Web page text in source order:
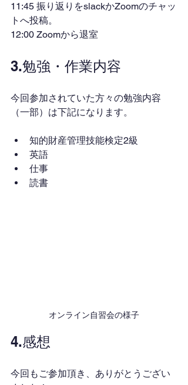
11:45 振り返りをslackかZoomのチャッ
トへ投稿。
12:00 Zoomから退室
3.勉強・作業内容
今回参加されていた方々の勉強内容
（一部）は下記になります。
知的財産管理技能検定2級
英語
仕事
読書
オンライン自習会の様子
4.感想
今回もご参加頂き、ありがとうござい